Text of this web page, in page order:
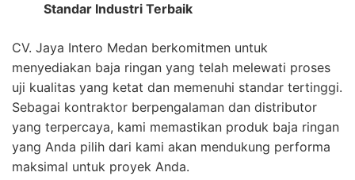
Standar Industri Terbaik
CV. Jaya Intero Medan berkomitmen untuk
menyediakan baja ringan yang telah melewati proses
uji kualitas yang ketat dan memenuhi standar tertinggi.
Sebagai kontraktor berpengalaman dan distributor
yang terpercaya, kami memastikan produk baja ringan
yang Anda pilih dari kami akan mendukung performa
maksimal untuk proyek Anda.